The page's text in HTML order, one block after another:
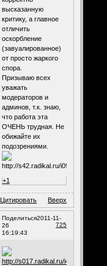
высказанную
критику, а главное
отличить
оскорбление
(завуалированное)
от просто жаркого
спора.
Призываю всех
уважать
модераторов и
админов, т.к. знаю,
что работа эта
ОЧЕНЬ трудная. Не
обижайте их
подозрениями.
+1
Цитировать Вверх
Поделиться
725
2011-11-
26
16:19:43